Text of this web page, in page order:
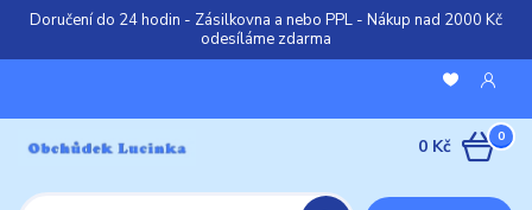
Doručení do 24 hodin - Zásilkovna a nebo PPL - Nákup nad 2000 Kč
odesíláme zdarma
0
0 Kč